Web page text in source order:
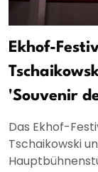
Ekhof-
'Souvenir
Das Ekhof-
Tschaikowski